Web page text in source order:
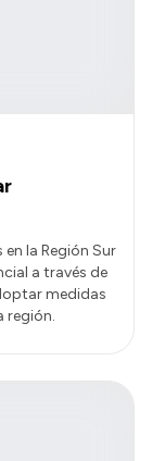
la Región Sur
a través de
medidas
región.